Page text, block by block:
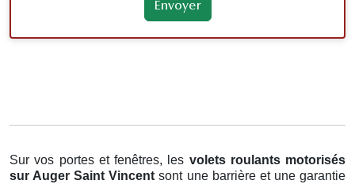
Sur vos portes et fenêtres, les volets roulants motorisés
sur Auger Saint Vincentsont une barrière et une garantie